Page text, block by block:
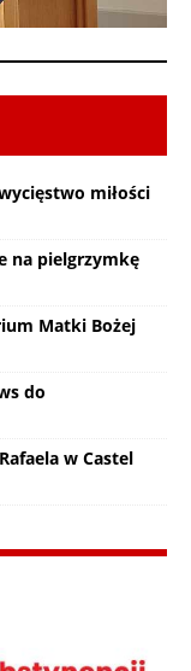
miłości
na pielgrzymkę
Matki Bożej
do
w Castel